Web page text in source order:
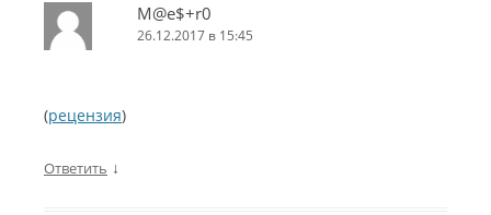
M@e$+r0
26.12.2017 в 15:45
(рецензия)
Ответить ↓